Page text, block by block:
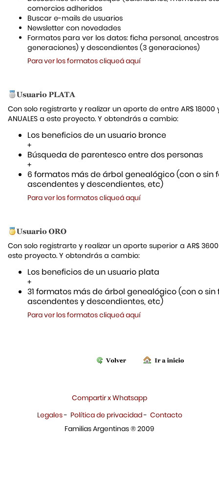
comercios adheridos
Buscar e-mails de usuarios
Newsletter con novedades
Formatos para ver los datos: ficha personal,
generaciones) y descendientes (3 generaciones)
Para ver los formatos cliqueá aquí
Con solo registrarte y realizar un aporte de entre AR$ 18000
ANUALES a este proyecto. Y obtendrás a cambio:
Los beneficios de un usuario bronce
+
Búsqueda de parentesco entre dos personas
+
6 formatos más de árbol genealógico (con o sin
ascendentes y descendientes, etc)
Para ver los formatos cliqueá aquí
Con solo registrarte y realizar un aporte superior a AR$
este proyecto. Y obtendrás a cambio:
Los beneficios de un usuario plata
+
31 formatos más de árbol genealógico (con o sin
ascendentes y descendientes, etc)
Para ver los formatos cliqueá aquí
Compartir x Whatsapp
Legales- Política de privacidad- Contacto
Familias Argentinas ® 2009